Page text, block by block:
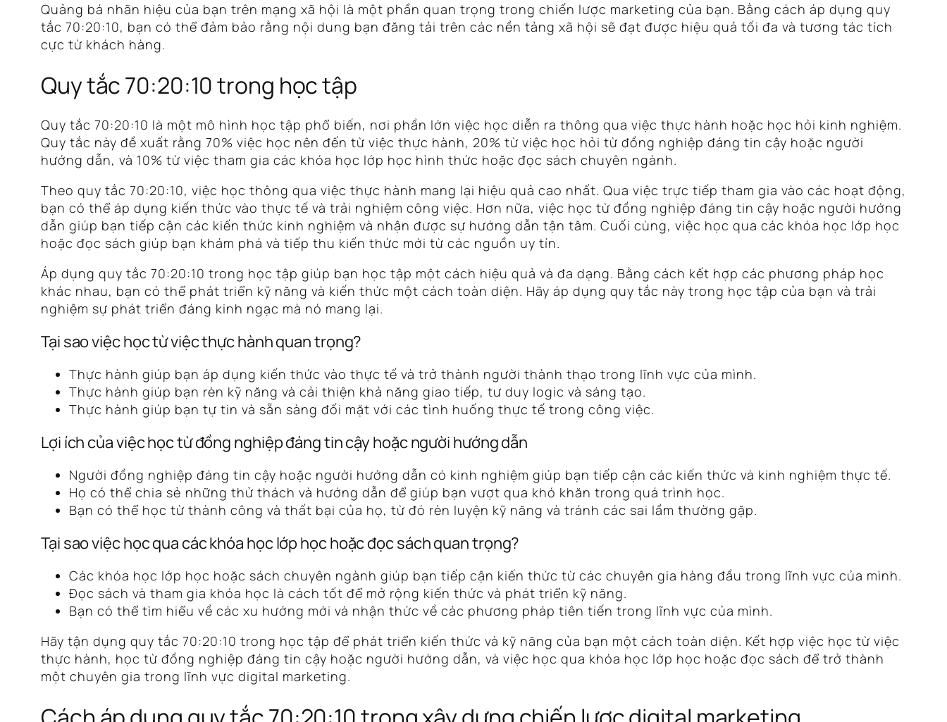
Quảng bá nhãn hiệu của bạn trên mạng xã hội là một phần quan trọng trong chiến lược marketing của bạn. Bằng cách áp dụng quy
tắc 70:20:10, bạn có thể đảm bảo rằng nội dung bạn đăng tải trên các nền tảng xã hội sẽ đạt được hiệu quả tối đa và tương tác tích
cực từ khách hàng.
Quy tắc 70:20:10 trong học tập
Quy tắc 70:20:10 là một mô hình học tập phổ biến, nơi phần lớn việc học diễn ra thông qua việc thực hành hoặc học hỏi kinh nghiệm.
Quy tắc này đề xuất rằng 70% việc học nên đến từ việc thực hành, 20% từ việc học hỏi từ đồng nghiệp đáng tin cậy hoặc người
hướng dẫn, và 10% từ việc tham gia các khóa học lớp học hình thức hoặc đọc sách chuyên ngành.
Theo quy tắc 70:20:10, việc học thông qua việc thực hành mang lại hiệu quả cao nhất. Qua việc trực tiếp tham gia vào các hoạt động,
bạn có thể áp dụng kiến thức vào thực tế và trải nghiệm công việc. Hơn nữa, việc học từ đồng nghiệp đáng tin cậy hoặc người hướng
dẫn giúp bạn tiếp cận các kiến thức kinh nghiệm và nhận được sự hướng dẫn tận tâm. Cuối cùng, việc học qua các khóa học lớp học
hoặc đọc sách giúp bạn khám phá và tiếp thu kiến thức mới từ các nguồn uy tín.
Áp dụng quy tắc 70:20:10 trong học tập giúp bạn học tập một cách hiệu quả và đa dạng. Bằng cách kết hợp các phương pháp học
khác nhau, bạn có thể phát triển kỹ năng và kiến thức một cách toàn diện. Hãy áp dụng quy tắc này trong học tập của bạn và trải
nghiệm sự phát triển đáng kinh ngạc mà nó mang lại.
Tại sao việc học từ việc thực hành quan trọng?
Thực hành giúp bạn áp dụng kiến thức vào thực tế và trở thành người thành thạo trong lĩnh vực của mình.
Thực hành giúp bạn rèn kỹ năng và cải thiện khả năng giao tiếp, tư duy logic và sáng tạo.
Thực hành giúp bạn tự tin và sẵn sàng đối mặt với các tình huống thực tế trong công việc.
Lợi ích của việc học từ đồng nghiệp đáng tin cậy hoặc người hướng dẫn
Người đồng nghiệp đáng tin cậy hoặc người hướng dẫn có kinh nghiệm giúp bạn tiếp cận các kiến thức và kinh nghiệm thực tế.
Họ có thể chia sẻ những thử thách và hướng dẫn để giúp bạn vượt qua khó khăn trong quá trình học.
Bạn có thể học từ thành công và thất bại của họ, từ đó rèn luyện kỹ năng và tránh các sai lầm thường gặp.
Tại sao việc học qua các khóa học lớp học hoặc đọc sách quan trọng?
Các khóa học lớp học hoặc sách chuyên ngành giúp bạn tiếp cận kiến thức từ các chuyên gia hàng đầu trong lĩnh vực của mình.
Đọc sách và tham gia khóa học là cách tốt để mở rộng kiến thức và phát triển kỹ năng.
Bạn có thể tìm hiểu về các xu hướng mới và nhận thức về các phương pháp tiên tiến trong lĩnh vực của mình.
Hãy tận dụng quy tắc 70:20:10 trong học tập để phát triển kiến thức và kỹ năng của bạn một cách toàn diện. Kết hợp việc học từ việc
thực hành, học từ đồng nghiệp đáng tin cậy hoặc người hướng dẫn, và việc học qua khóa học lớp học hoặc đọc sách để trở thành
một chuyên gia trong lĩnh vực digital marketing.